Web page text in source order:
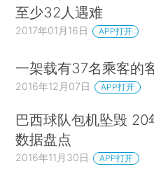
至少32人遇难
2017年01月16日 APP打开
一架载有37名乘客的
2016年12月07日 APP打开
巴西球队包机坠毁 20
数据盘点
2016年11月30日 APP打开